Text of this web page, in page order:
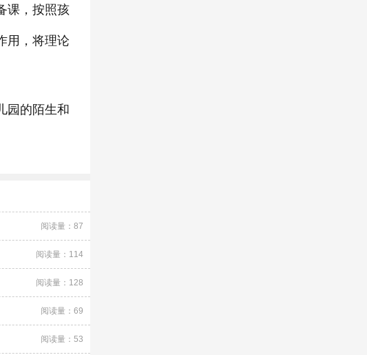
课，按照孩
用，将理论
园的陌生和
阅读量：87
阅读量：114
阅读量：128
阅读量：69
阅读量：53